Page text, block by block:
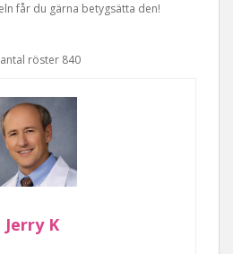
får du gärna betygsätta den!
röster 840
Jerry K